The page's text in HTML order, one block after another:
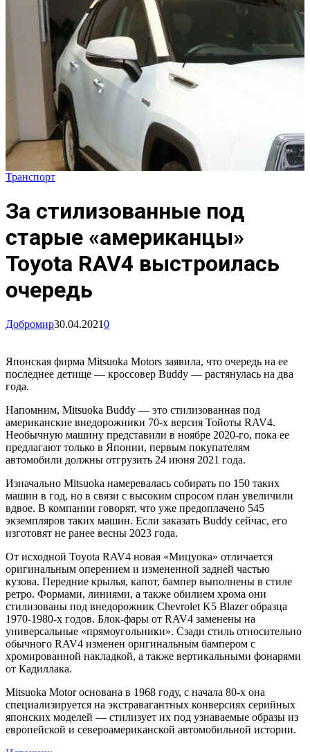
Транспорт
За стилизованные под
старые «американцы»
Toyota RAV4 выстроилась
очередь
Добромир30.04.20210
Японская фирма Mitsuoka Motors заявила, что очередь на ее
последнее детище — кроссовер Buddy — растянулась на два
года.
Напомним, Mitsuoka Buddy — это стилизованная под
американские внедорожники 70-х версия Тойоты RAV4.
Необычную машину представили в ноябре 2020-го, пока ее
предлагают только в Японии, первым покупателям
автомобили должны отгрузить 24 июня 2021 года.
Изначально Mitsuoka намеревалась собирать по 150 таких
машин в год, но в связи с высоким спросом план увеличили
вдвое. В компании говорят, что уже предоплачено 545
экземпляров таких машин. Если заказать Buddy сейчас, его
изготовят не ранее весны 2023 года.
От исходной Toyota RAV4 новая «Мицуока» отличается
оригинальным оперением и измененной задней частью
кузова. Передние крылья, капот, бампер выполнены в стиле
ретро. Формами, линиями, а также обилием хрома они
стилизованы под внедорожник Chevrolet K5 Blazer образца
1970-1980-х годов. Блок-фары от RAV4 заменены на
универсальные «прямоугольники». Сзади стиль относительно
обычного RAV4 изменен оригинальным бампером с
хромированной накладкой, а также вертикальными фонарями
от Кадиллака.
Mitsuoka Motor основана в 1968 году, с начала 80-х она
специализируется на экстравагантных конверсиях серийных
японских моделей — стилизует их под узнаваемые образы из
европейской и североамериканской автомобильной истории.